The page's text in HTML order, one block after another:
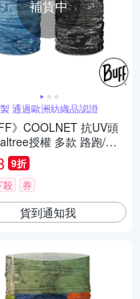
補貨中
通過歐洲紡織品認證
》COOLNET 抗UV頭
授權 多款 路跑/防
/單車/爬山/吸濕排汗/迷
9折
殺 券
貨到通知我